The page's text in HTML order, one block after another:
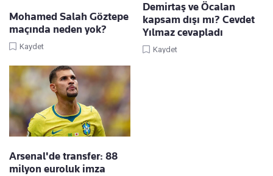
Mohamed Salah Göztepe
maçında neden yok?
Kaydet
Demirtaş ve Öcalan
kapsam dışı mı? Cevdet
Yılmaz cevapladı
Kaydet
Arsenal'de transfer: 88
milyon euroluk imza